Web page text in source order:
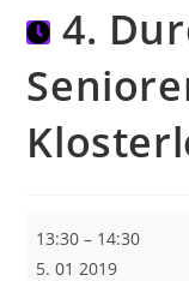
4.
4.
Durchgang
13:30 – 14:30
5. 01 2019